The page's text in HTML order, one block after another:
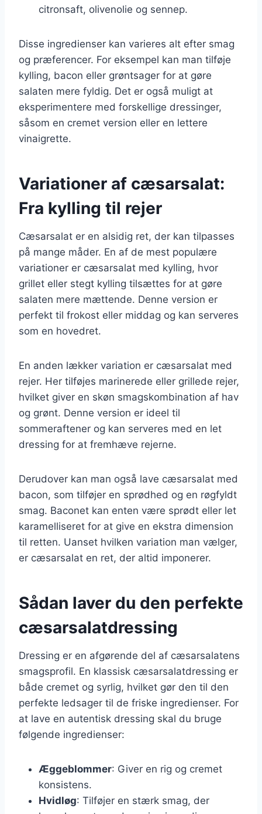
citronsaft, olivenolie og sennep.
Disse ingredienser kan varieres alt efter smag
og præferencer. For eksempel kan man tilføje
kylling, bacon eller grøntsager for at gøre
salaten mere fyldig. Det er også muligt at
eksperimentere med forskellige dressinger,
såsom en cremet version eller en lettere
vinaigrette.
Variationer af cæsarsalat:
Fra kylling til rejer
Cæsarsalat er en alsidig ret, der kan tilpasses
på mange måder. En af de mest populære
variationer er cæsarsalat med kylling, hvor
grillet eller stegt kylling tilsættes for at gøre
salaten mere mættende. Denne version er
perfekt til frokost eller middag og kan serveres
som en hovedret.
En anden lækker variation er cæsarsalat med
rejer. Her tilføjes marinerede eller grillede rejer,
hvilket giver en skøn smagskombination af hav
og grønt. Denne version er ideel til
sommeraftener og kan serveres med en let
dressing for at fremhæve rejerne.
Derudover kan man også lave cæsarsalat med
bacon, som tilføjer en sprødhed og en røgfyldt
smag. Baconet kan enten være sprødt eller let
karamelliseret for at give en ekstra dimension
til retten. Uanset hvilken variation man vælger,
er cæsarsalat en ret, der altid imponerer.
Sådan laver du den perfekte
cæsarsalatdressing
Dressing er en afgørende del af cæsarsalatens
smagsprofil. En klassisk cæsarsalatdressing er
både cremet og syrlig, hvilket gør den til den
perfekte ledsager til de friske ingredienser. For
at lave en autentisk dressing skal du bruge
følgende ingredienser:
Æggeblommer: Giver en rig og cremet
konsistens.
Hvidløg: Tilføjer en stærk smag, der